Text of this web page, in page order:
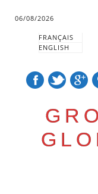
06/08/2026
FRANÇAIS
ENGLISH